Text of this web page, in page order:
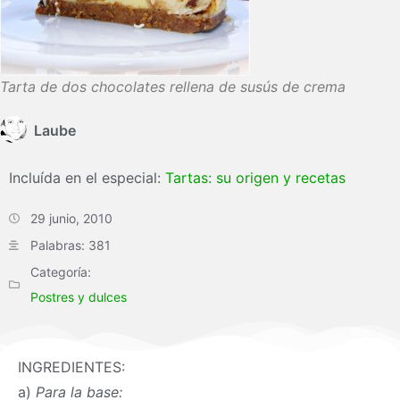
Tarta de dos chocolates rellena de susús de crema
Laube
Incluída en el especial: Tartas: su origen y recetas
29 junio, 2010
Palabras: 381
Categoría:
Postres y dulces
INGREDIENTES:
a) Para la base: